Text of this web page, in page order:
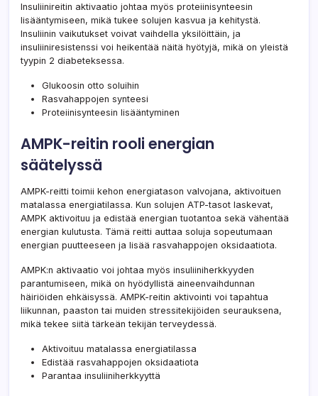
Insuliinireitin aktivaatio johtaa myös proteiinisynteesin
lisääntymiseen, mikä tukee solujen kasvua ja kehitystä.
Insuliinin vaikutukset voivat vaihdella yksilöittäin, ja
insuliiniresistenssi voi heikentää näitä hyötyjä, mikä on yleistä
tyypin 2 diabeteksessa.
Glukoosin otto soluihin
Rasvahappojen synteesi
Proteiinisynteesin lisääntyminen
AMPK-reitin rooli energian
säätelyssä
AMPK-reitti toimii kehon energiatason valvojana, aktivoituen
matalassa energiatilassa. Kun solujen ATP-tasot laskevat,
AMPK aktivoituu ja edistää energian tuotantoa sekä vähentää
energian kulutusta. Tämä reitti auttaa soluja sopeutumaan
energian puutteeseen ja lisää rasvahappojen oksidaatiota.
AMPK:n aktivaatio voi johtaa myös insuliiniherkkyyden
parantumiseen, mikä on hyödyllistä aineenvaihdunnan
häiriöiden ehkäisyssä. AMPK-reitin aktivointi voi tapahtua
liikunnan, paaston tai muiden stressitekijöiden seurauksena,
mikä tekee siitä tärkeän tekijän terveydessä.
Aktivoituu matalassa energiatilassa
Edistää rasvahappojen oksidaatiota
Parantaa insuliiniherkkyyttä